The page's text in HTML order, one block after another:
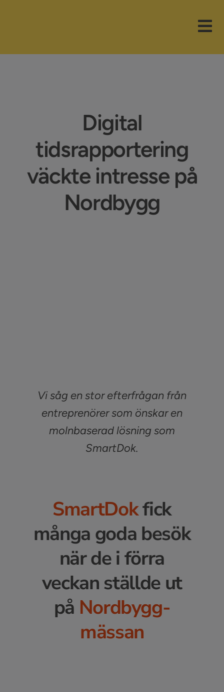
Funktioner
Nyheter
Företaget
Support
Digital
tidsrapportering
väckte intresse på
Nordbygg
Vi såg en stor efterfrågan från
entreprenörer som önskar en
molnbaserad lösning som
SmartDok.
SmartDokfick
många goda besök
när de i förra
veckan ställde ut
på Nordbygg-
mässan